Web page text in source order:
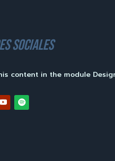
sociales
content in the module